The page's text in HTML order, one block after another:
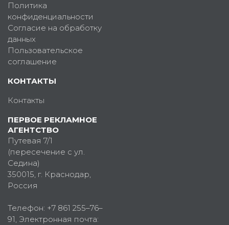
Политика
конфиденциальности
Согласие на обработку
данных
Пользовательское
соглашение
КОНТАКТЫ
Контакты
ПЕРВОЕ РЕКЛАМНОЕ
АГЕНТСТВО
Путевая 7/1
(пересечение с ул.
Седина)
350015, г. Краснодар,
Россия
Телефон: +7 861 255–76–
91, Электронная почта: